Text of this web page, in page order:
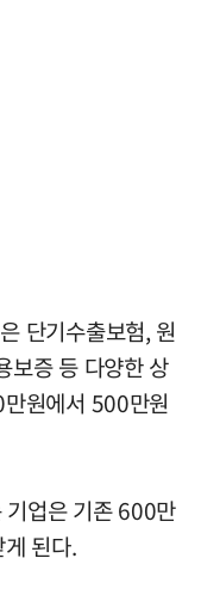
단기수출보험, 원
보증 등 다양한 상
원에서 500만원
기업은 기존 600만
된다.